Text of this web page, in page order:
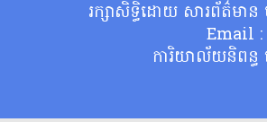
រក្សាសិទ្ធិដោយ សារព័ត៌មា
Email
ការិយាល័យនិពន្ធ